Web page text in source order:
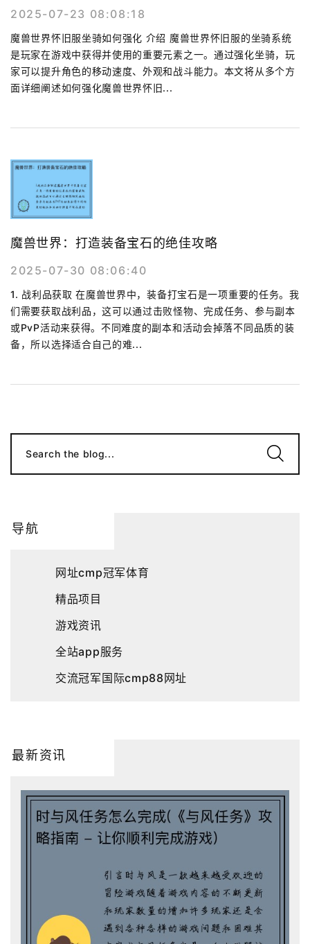
2025-07-23 08:08:18
魔兽世界怀旧服坐骑如何强化 介绍 魔兽世界怀旧服的坐骑系统
是玩家在游戏中获得并使用的重要元素之一。通过强化坐骑，玩
家可以提升角色的移动速度、外观和战斗能力。本文将从多个方
面详细阐述如何强化魔兽世界怀旧...
魔兽世界：打造装备宝石的绝佳攻略
2025-07-30 08:06:40
1. 战利品获取 在魔兽世界中，装备打宝石是一项重要的任务。我
们需要获取战利品，这可以通过击败怪物、完成任务、参与副本
或PvP活动来获得。不同难度的副本和活动会掉落不同品质的装
备，所以选择适合自己的难...
Search the blog...
导航
网址cmp冠军体育
精品项目
游戏资讯
全站app服务
交流冠军国际cmp88网址
最新资讯